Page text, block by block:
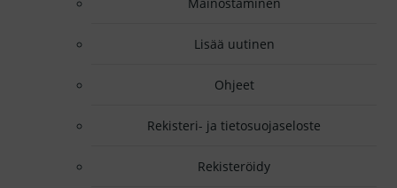
Lisää uutinen
Ohjeet
Rekisteri- ja tietosuojaseloste
Rekisteröidy